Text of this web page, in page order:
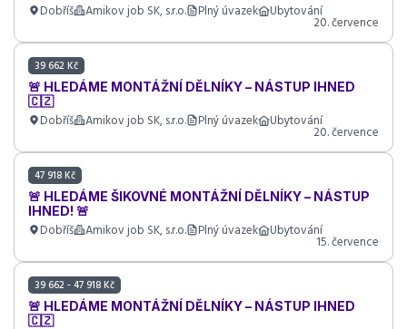
Dobříš Amikov job SK, s.r.o. Plný úvazek Ubytování
20. července
39 662 Kč
🚨 HLEDÁME MONTÁŽNÍ DĚLNÍKY – NÁSTUP IHNED
🇨🇿
Dobříš Amikov job SK, s.r.o. Plný úvazek Ubytování
20. července
47 918 Kč
🚨 HLEDÁME ŠIKOVNÉ MONTÁŽNÍ DĚLNÍKY – NÁSTUP
IHNED! 🚨
Dobříš Amikov job SK, s.r.o. Plný úvazek Ubytování
15. července
39 662 - 47 918 Kč
🚨 HLEDÁME MONTÁŽNÍ DĚLNÍKY – NÁSTUP IHNED
🇨🇿